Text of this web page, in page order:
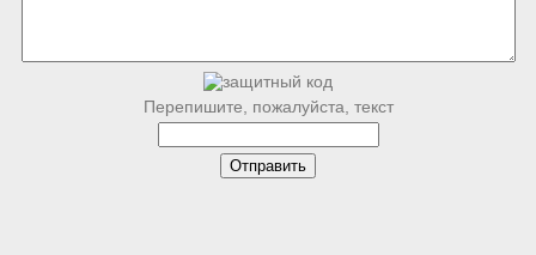
Перепишите, пожалуйста, текст